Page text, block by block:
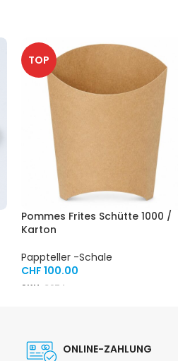
TOP
Pommes Frites Schütte 1000 /
Karton
Pappteller -Schale
CHF 100.00
SKU: 3074
ONLINE-ZAHLUNG